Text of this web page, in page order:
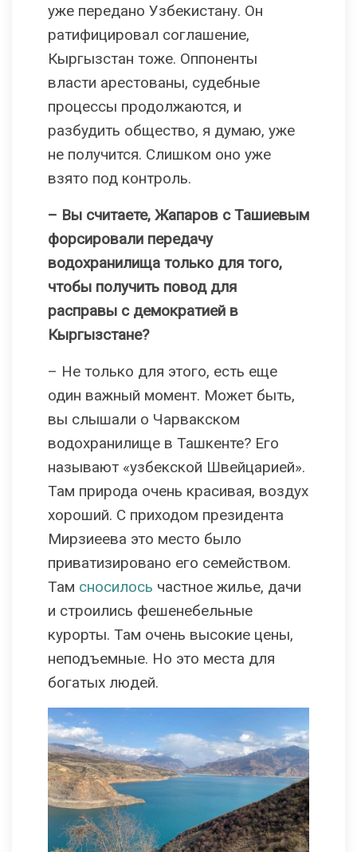
уже передано Узбекистану. Он
ратифицировал соглашение,
Кыргызстан тоже. Оппоненты
власти арестованы, судебные
процессы продолжаются, и
разбудить общество, я думаю, уже
не получится. Слишком оно уже
взято под контроль.
– Вы считаете, Жапаров с Ташиевым
форсировали передачу
водохранилища только для того,
чтобы получить повод для
расправы с демократией в
Кыргызстане?
– Не только для этого, есть еще
один важный момент. Может быть,
вы слышали о Чарвакском
водохранилище в Ташкенте? Его
называют «узбекской Швейцарией».
Там природа очень красивая, воздух
хороший. С приходом президента
Мирзиеева это место было
приватизировано его семейством.
Там сносилось частное жилье, дачи
и строились фешенебельные
курорты. Там очень высокие цены,
неподъемные. Но это места для
богатых людей.